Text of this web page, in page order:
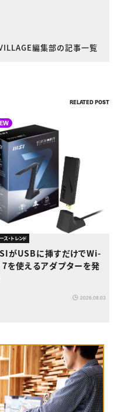
編集部の記事一覧
RELATED POST
ス・トレンド
がUSBに挿すだけでWi-
を使えるアダプターを発
2026.08.03